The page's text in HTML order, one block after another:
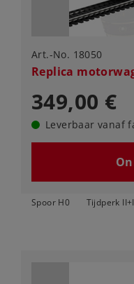
Art.-No. 18050
Replica
349,00 €
Leverbaar vanaf
Spoor H0 Tijdperk